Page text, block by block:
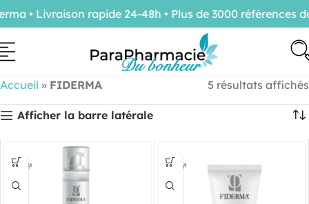
Accueil » FIDERMA 5 résultats affichés
Afficher la barre latérale
• Livraison rapide 24-48h • Plus de 3000 références